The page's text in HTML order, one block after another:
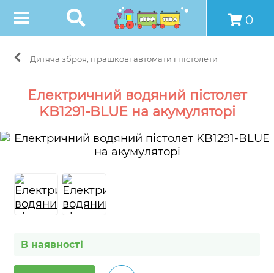
0
Дитяча зброя, іграшкові автомати і пістолети
Електричний водяний пістолет
KB1291-BLUE на акумуляторі
В наявності